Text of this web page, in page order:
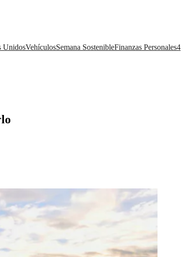
UnidosVehículosSemana SostenibleFinanzas Personales4